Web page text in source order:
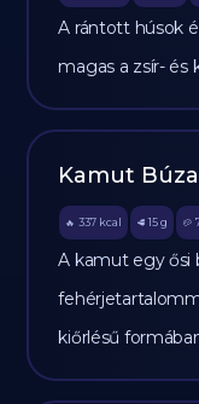
A rántott húsok
magas a zsír- és
Kamut Búza
🔥 337 kcal 🥩 15 g 🥔
A kamut egy ősi
kiőrlésű